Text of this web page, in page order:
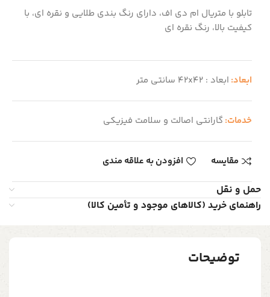
تابلو با متریال ام دی اف، دارای رنگ بندی طلایی و نقره ای، با
کیفیت بالا، رنگ نقره ای
ابعاد: ابعاد : 42x42 سانتی متر
خدمات: گارانتی اصالت و سلامت فیزیکی
مقایسه افزودن به علاقه مندی
حمل و نقل
راهنمای خرید (کالاهای موجود و تأمین کالا)
توضیحات